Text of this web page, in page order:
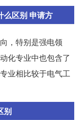
么区别 申请方
，特别是强电领
化专业中也包含了
业相比较于电气工
别